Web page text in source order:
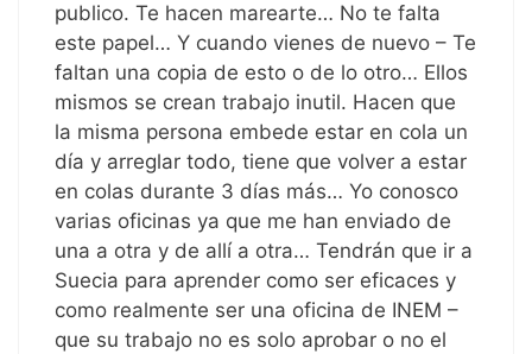
publico. Te hacen marearte… No te falta
este papel… Y cuando vienes de nuevo – Te
faltan una copia de esto o de lo otro… Ellos
mismos se crean trabajo inutil. Hacen que
la misma persona embede estar en cola un
día y arreglar todo, tiene que volver a estar
en colas durante 3 días más… Yo conosco
varias oficinas ya que me han enviado de
una a otra y de allí a otra… Tendrán que ir a
Suecia para aprender como ser eficaces y
como realmente ser una oficina de INEM –
que su trabajo no es solo aprobar o no el